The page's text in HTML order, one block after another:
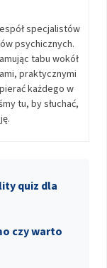
specjalistów
psychicznych.
tabu wokół
praktycznymi
każdego w
tu, by słuchać,
quiz dla
czy warto